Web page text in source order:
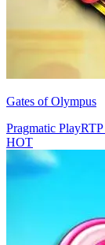
Gates of Olympus
Pragmatic PlayRTP
HOT